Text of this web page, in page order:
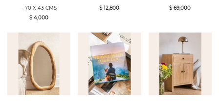
- 70 X 43 CMS
$ 4,000
$ 12,800
$ 69,000